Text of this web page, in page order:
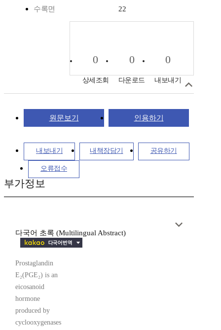
수록면 22
0
상세조회
0
다운로드
0
내보내기
원문보기 인용하기
내보내기 내책장담기 공유하기
오류접수
부가정보
다국어 초록 (Multilingual Abstract)
Prostaglandin
E₂(PGE₂) is an
eicosanoid
hormone
produced by
cyclooxygenases